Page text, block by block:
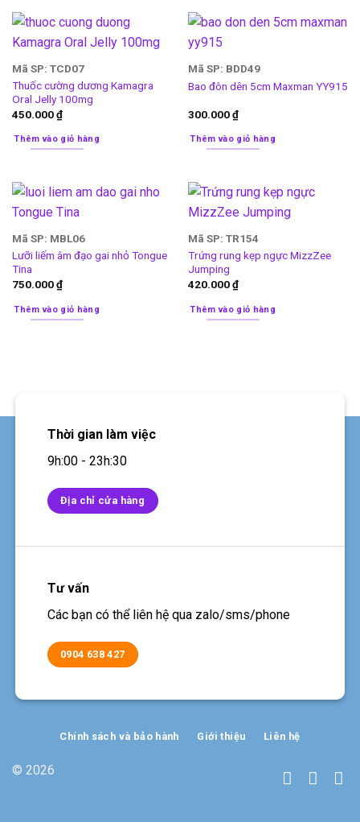
Mã SP: TCD07
Thuốc cường dương Kamagra
Oral Jelly 100mg
450.000₫
Thêm vào giỏ hàng
Mã SP: BDD49
Bao đôn dên 5cm Maxman YY915
300.000₫
Thêm vào giỏ hàng
Mã SP: MBL06
Lưỡi liếm âm đạo gai nhỏ Tongue
Tina
750.000₫
Thêm vào giỏ hàng
Mã SP: TR154
Trứng rung kẹp ngực MizzZee
Jumping
420.000₫
Thêm vào giỏ hàng
Thời gian làm việc
9h:00 - 23h:30
Địa chỉ cửa hàng
Tư vấn
Các bạn có thể liên hệ qua zalo/sms/phone
0904 638 427
© 2026
Chính sách và bảo hành Giới thiệu Liên hệ